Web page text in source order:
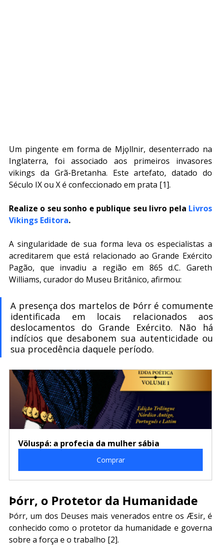
Um pingente em forma de Mjǫllnir, desenterrado na
Inglaterra, foi associado aos primeiros invasores
vikings da Grã-Bretanha. Este artefato, datado do
Século IX ou X é confeccionado em prata [1].
Realize o seu sonho e publique seu livro pela Livros
Vikings Editora.
A singularidade de sua forma leva os especialistas a
acreditarem que está relacionado ao Grande Exército
Pagão, que invadiu a região em 865 d.C. Gareth
Williams, curador do Museu Britânico, afirmou:
A presença dos martelos de Þórr é comumente
identificada em locais relacionados aos
deslocamentos do Grande Exército. Não há
indícios que desabonem sua autenticidade ou
sua procedência daquele período.
Völuspá: a profecia da mulher sábia
Comprar
Þórr, o Protetor da Humanidade
Þórr, um dos Deuses mais venerados entre os Æsir, é
conhecido como o protetor da humanidade e governa
sobre a força e o trabalho [2].